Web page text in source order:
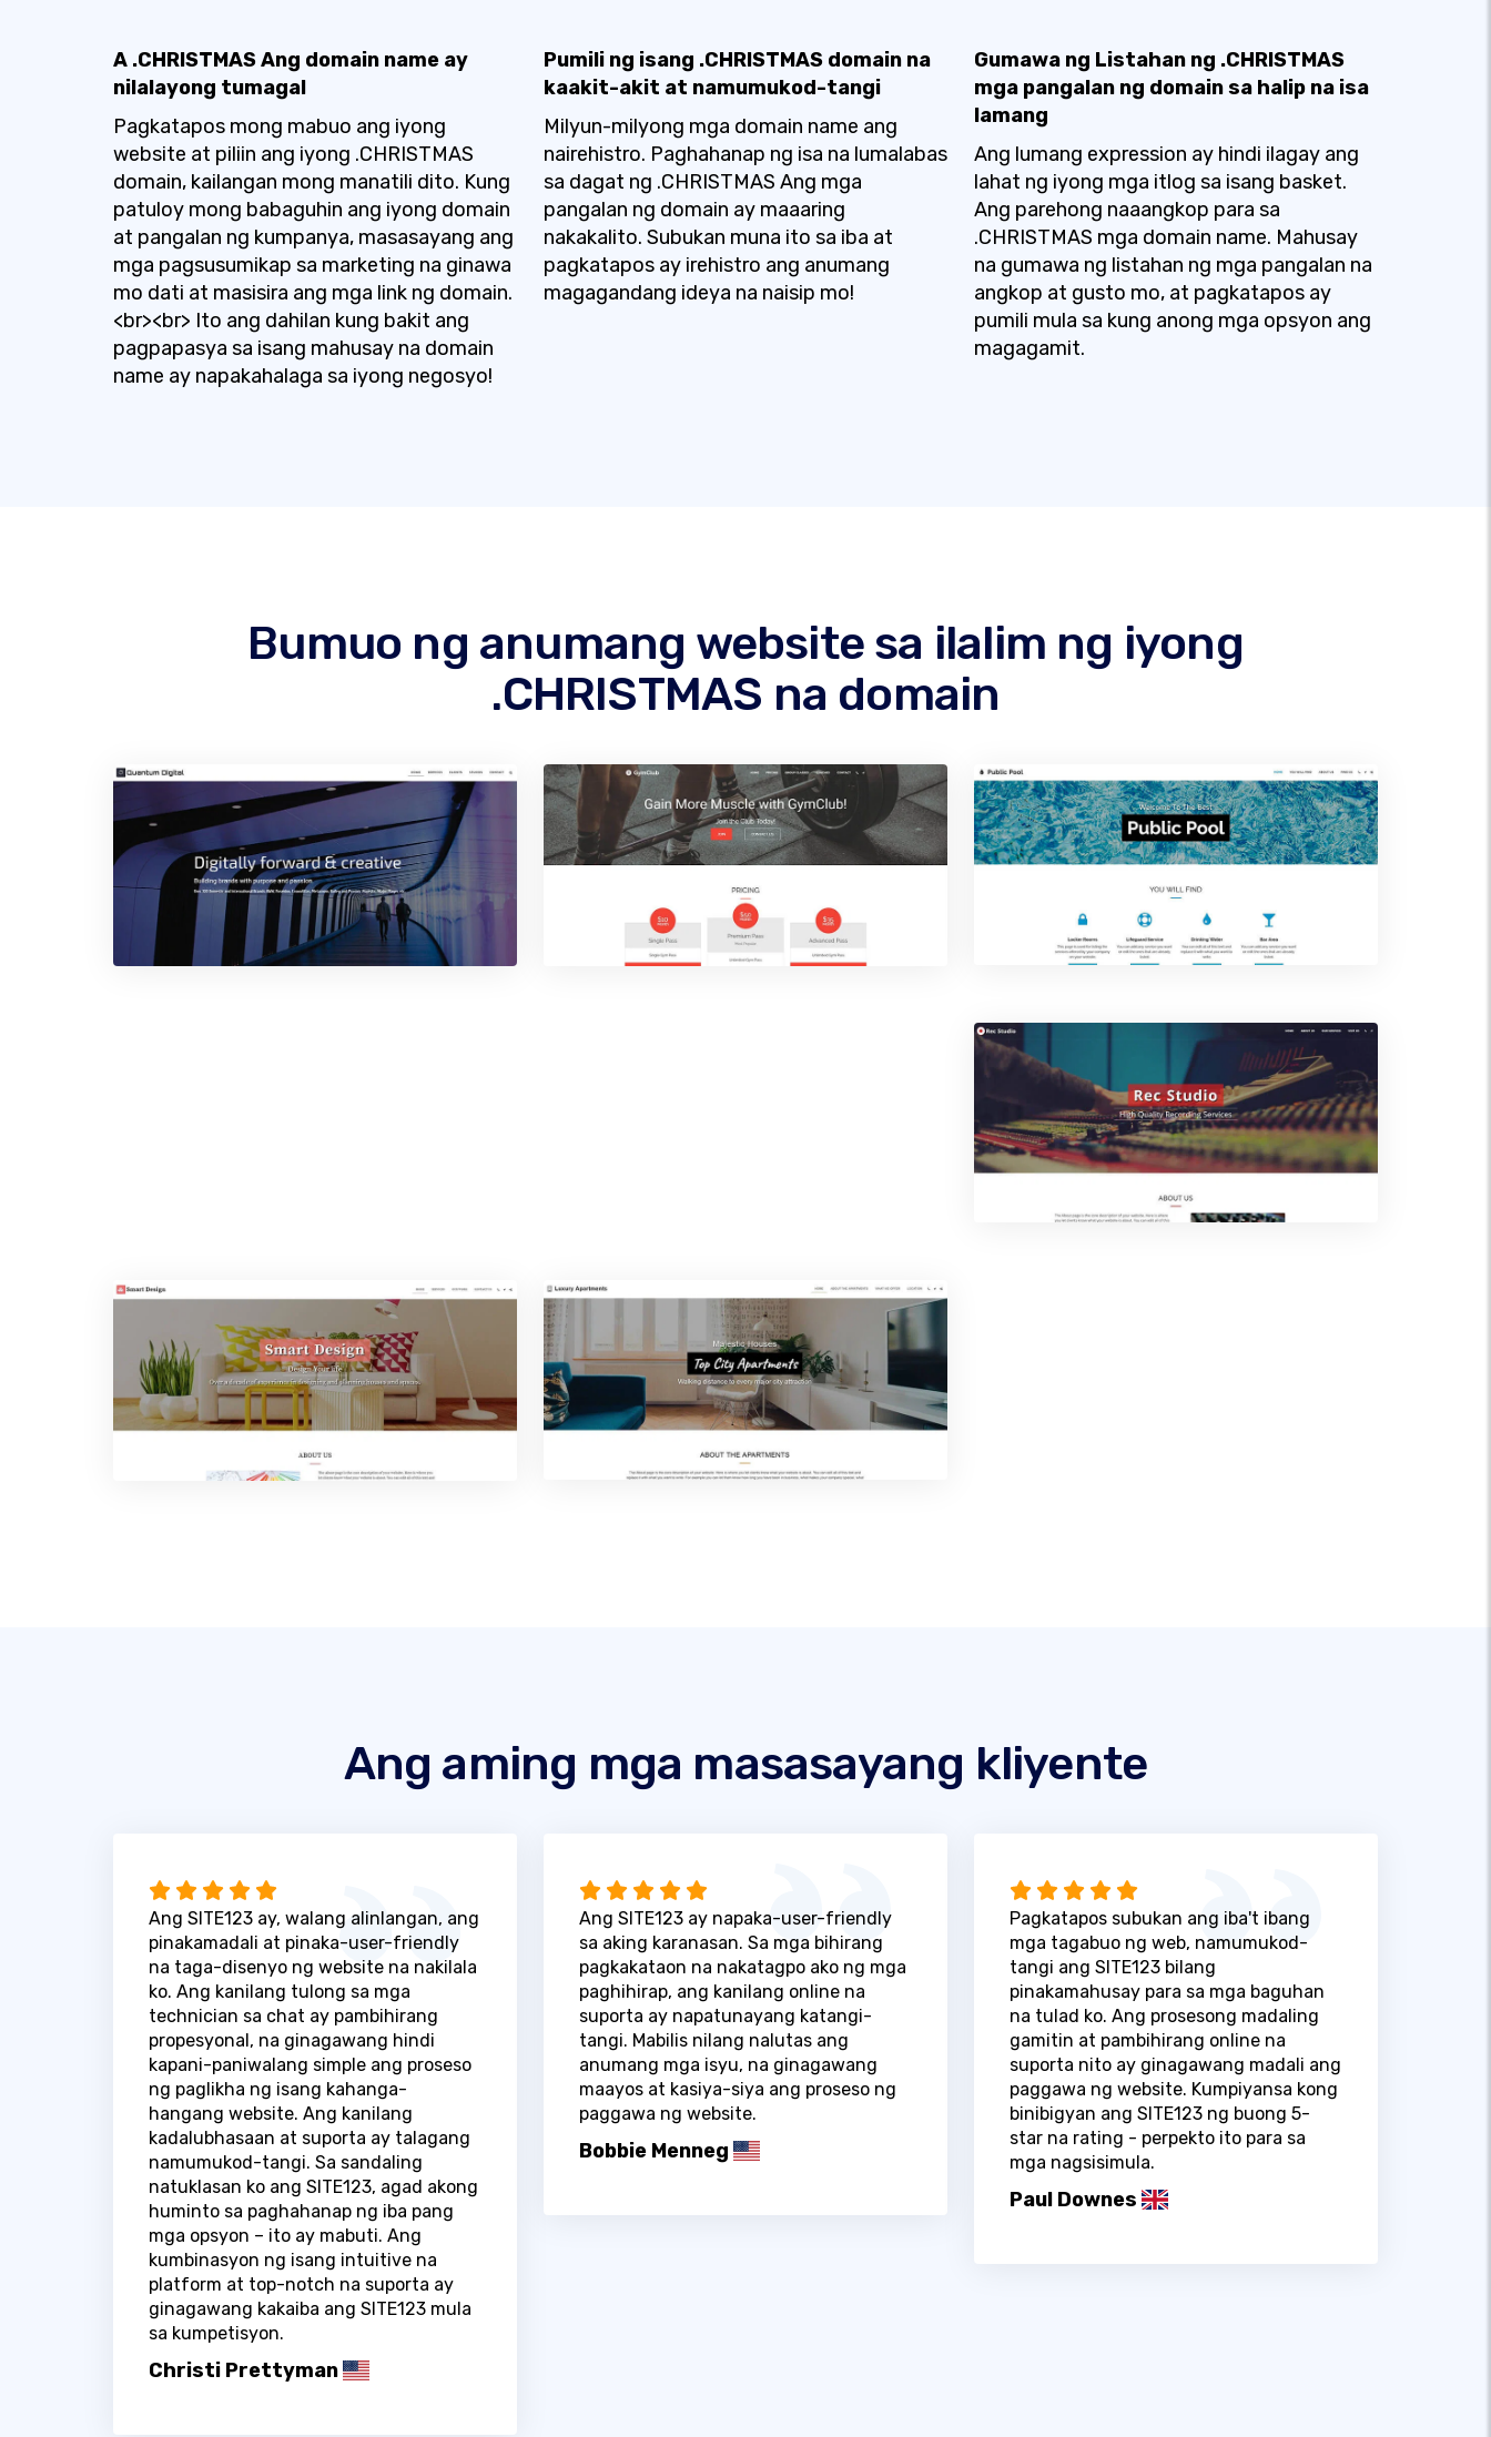
A .CHRISTMAS Ang domain name ay
nilalayong tumagal
Pagkatapos mong mabuo ang iyong
website at piliin ang iyong .CHRISTMAS
domain, kailangan mong manatili dito. Kung
patuloy mong babaguhin ang iyong domain
at pangalan ng kumpanya, masasayang ang
mga pagsusumikap sa marketing na ginawa
mo dati at masisira ang mga link ng domain.
<br><br> Ito ang dahilan kung bakit ang
pagpapasya sa isang mahusay na domain
name ay napakahalaga sa iyong negosyo!
Pumili ng isang .CHRISTMAS domain na
kaakit-akit at namumukod-tangi
Milyun-milyong mga domain name ang
nairehistro. Paghahanap ng isa na lumalabas
sa dagat ng .CHRISTMAS Ang mga
pangalan ng domain ay maaaring
nakakalito. Subukan muna ito sa iba at
pagkatapos ay irehistro ang anumang
magagandang ideya na naisip mo!
Gumawa ng Listahan ng .CHRISTMAS
mga pangalan ng domain sa halip na isa
lamang
Ang lumang expression ay hindi ilagay ang
lahat ng iyong mga itlog sa isang basket.
Ang parehong naaangkop para sa
.CHRISTMAS mga domain name. Mahusay
na gumawa ng listahan ng mga pangalan na
angkop at gusto mo, at pagkatapos ay
pumili mula sa kung anong mga opsyon ang
magagamit.
Bumuo ng anumang website sa ilalim ng iyong
.CHRISTMAS na domain
Ang aming mga masasayang kliyente
Ang SITE123 ay, walang alinlangan, ang
pinakamadali at pinaka-user-friendly
na taga-disenyo ng website na nakilala
ko. Ang kanilang tulong sa mga
technician sa chat ay pambihirang
propesyonal, na ginagawang hindi
kapani-paniwalang simple ang proseso
ng paglikha ng isang kahanga-
hangang website. Ang kanilang
kadalubhasaan at suporta ay talagang
namumukod-tangi. Sa sandaling
natuklasan ko ang SITE123, agad akong
huminto sa paghahanap ng iba pang
mga opsyon – ito ay mabuti. Ang
kumbinasyon ng isang intuitive na
platform at top-notch na suporta ay
ginagawang kakaiba ang SITE123 mula
sa kumpetisyon.
Christi Prettyman
Ang SITE123 ay napaka-user-friendly
sa aking karanasan. Sa mga bihirang
pagkakataon na nakatagpo ako ng mga
paghihirap, ang kanilang online na
suporta ay napatunayang katangi-
tangi. Mabilis nilang nalutas ang
anumang mga isyu, na ginagawang
maayos at kasiya-siya ang proseso ng
paggawa ng website.
Bobbie Menneg
Pagkatapos subukan ang iba't ibang
mga tagabuo ng web, namumukod-
tangi ang SITE123 bilang
pinakamahusay para sa mga baguhan
na tulad ko. Ang prosesong madaling
gamitin at pambihirang online na
suporta nito ay ginagawang madali ang
paggawa ng website. Kumpiyansa kong
binibigyan ang SITE123 ng buong 5-
star na rating - perpekto ito para sa
mga nagsisimula.
Paul Downes